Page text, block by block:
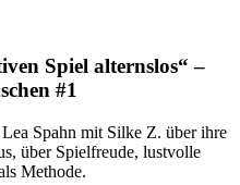
Spiel alternslos“–
#1
Spahn mit Silke Z. über ihre
über Spielfreude, lustvolle
Methode.